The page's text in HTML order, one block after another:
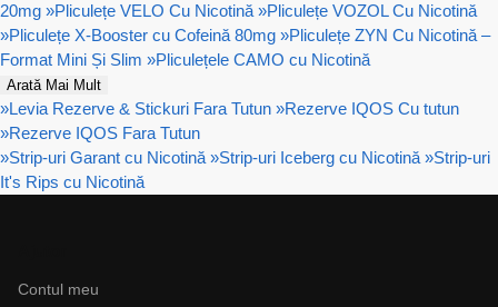
20mg »Pliculețe VELO Cu Nicotină »Pliculețe VOZOL Cu Nicotină
»Pliculețe X-Booster cu Cofeină 80mg »Pliculețe ZYN Cu Nicotină –
Format Mini Și Slim »Pliculețele CAMO cu Nicotină
Arată Mai Mult
»Levia Rezerve & Stickuri Fara Tutun »Rezerve IQOS Cu tutun
»Rezerve IQOS Fara Tutun
»Strip-uri Garant cu Nicotină »Strip-uri Iceberg cu Nicotină »Strip-uri
It's Rips cu Nicotină
Contul meu